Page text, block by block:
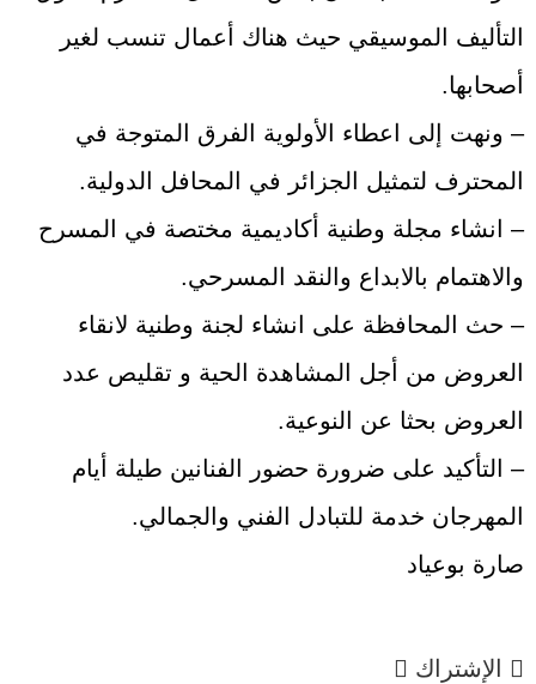
التأليف الموسيقي حيث هناك أعمال تنسب لغير
أصحابها.
– ونهت إلى اعطاء الأولوية الفرق المتوجة في
المحترف لتمثيل الجزائر في المحافل الدولية.
– انشاء مجلة وطنية أكاديمية مختصة في المسرح
والاهتمام بالابداع والنقد المسرحي.
– حث المحافظة على انشاء لجنة وطنية لانقاء
العروض من أجل المشاهدة الحية و تقليص عدد
العروض بحثا عن النوعية.
– التأكيد على ضرورة حضور الفنانين طيلة أيام
المهرجان خدمة للتبادل الفني والجمالي.
صارة بوعياد
الإشتراك